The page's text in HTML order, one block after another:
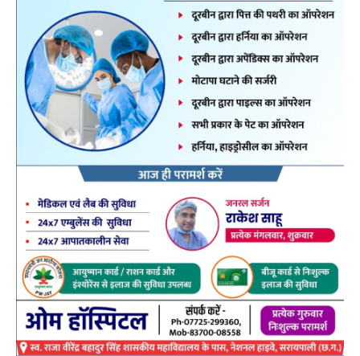
खाद की कालाबाजारी, जमाखोरी एवं अनियमित वितरण पर कड़ी
निगरानी रखी जा रही है। उन्होंने अधिकारियों को निर्देशित किया है
कि किसानों को निर्धारित दर पर गुणवत्तायुक्त उर्वरक उपलब्ध
कराया जाए तथा मांग और आपूर्ति की दैनिक मॉनिटरिंग सुनिश्चित
की जाए। जिला प्रशासन ने किसानों से अपील की है कि वे अधिकृत
सहकारी समितियों एवं लाइसेंसधारी विक्रेताओं से पॉस मशीन से
ही उर्वरक खरीदें एवं रसीद प्राप्त करें। किसी भी प्रकार की
अनियमितता की जानकारी तत्काल कृषि विभाग को दें।